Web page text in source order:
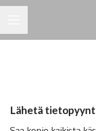
Lähetä